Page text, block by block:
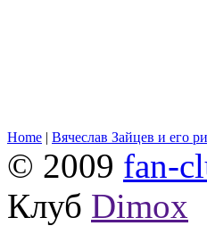
Home | Вячеслав Зайцев и его
© 2009 fan-
Клуб Dimox